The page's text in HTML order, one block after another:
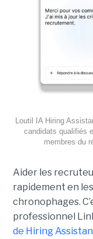
Loutil IA Hiring
candidats qualifiés
membres du
Aider les
rapidement en
chronophages.
professionnel
de Hiring